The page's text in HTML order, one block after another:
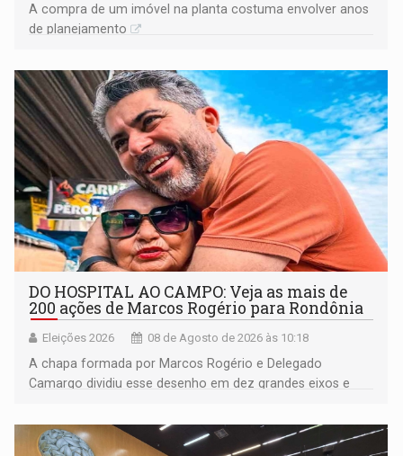
A compra de um imóvel na planta costuma envolver anos
de planejamento
DO HOSPITAL AO CAMPO: Veja as mais de
200 ações de Marcos Rogério para Rondônia
Eleições 2026 08 de Agosto de 2026 às 10:18
A chapa formada por Marcos Rogério e Delegado
Camargo dividiu esse desenho em dez grandes eixos e